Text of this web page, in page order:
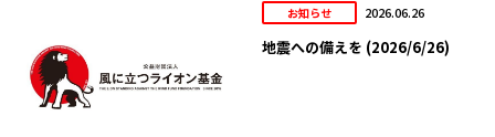
お知らせ 2026.06.26
地震への備えを (2026/6/26)